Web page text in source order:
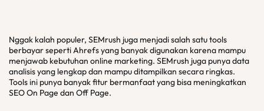
Nggak kalah populer, SEMrush juga menjadi salah satu tools
berbayar seperti Ahrefs yang banyak digunakan karena mampu
menjawab kebutuhan online marketing. SEMrush juga punya data
analisis yang lengkap dan mampu ditampilkan secara ringkas.
Tools ini punya banyak fitur bermanfaat yang bisa meningkatkan
SEO On Page dan Off Page.